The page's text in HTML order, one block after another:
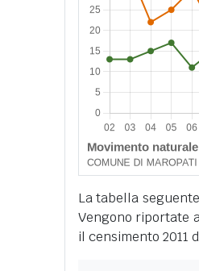
La tabella
Vengono riportate
il censimento 2011